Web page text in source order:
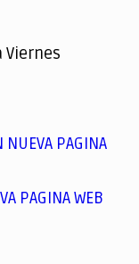
Viernes
NUEVA PAGINA
PAGINA WEB